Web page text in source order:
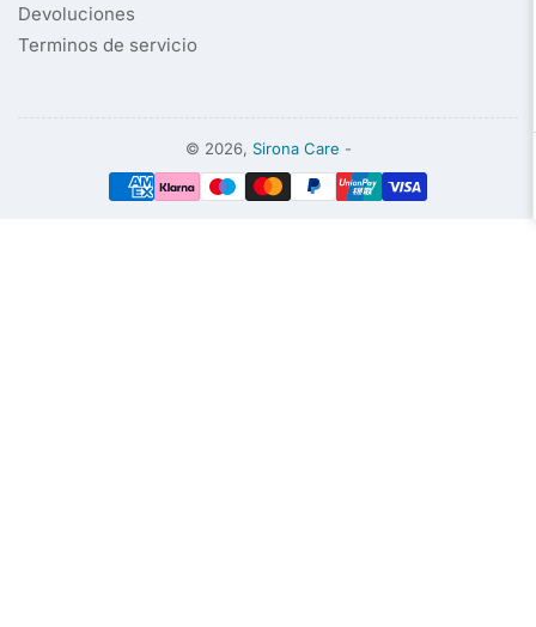
Devoluciones
Terminos de servicio
© 2026, Sirona Care -
Modalidades
de